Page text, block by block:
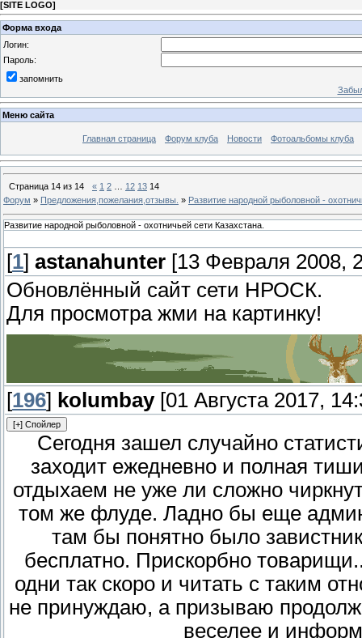
[SITE LOGO]
Форма входа
Логин:
Пароль:
запомнить
Меню сайта
Главная страница Форум клуба Новости Фотоальбомы клуба
Страница 14 из 14 « 1 2 12 13 14
Форум » Предложения,пожелания,отзывы. » Развитие народной рыболовной -
Развитие народной рыболовной - охотничьей сети Казахстана.
[1] astanahunter [13 Февраля 2008,
Обновлённый сайт сети НРОСК.
Для просмотра жми на картинку!
[196] kolumbay[01 Августа 2017,
Сегодня зашел случайно
заходит ежедневно и полная
отдыхаем не уже ли сложно
том же флуде. Ладно бы еще
там бы понятно было
бесплатно. Прискорбно
одни так скоро и читать с таким
не принуждаю, а призываю
веселее и